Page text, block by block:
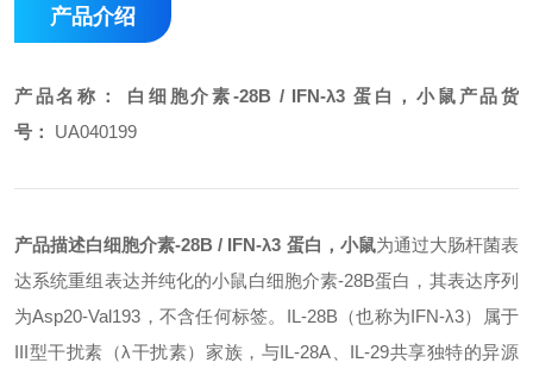
产品介绍
产品名称： 白细胞介素-28B / IFN-λ3 蛋白，小鼠 产品货
号：
UA040199
产品描述白细胞介素-28B / IFN-λ3 蛋白，小鼠为通过大肠杆菌表
达系统重组表达并纯化的小鼠白细胞介素-28B蛋白，其表达序列
为Asp20-Val193，不含任何标签。IL-28B（也称为IFN-λ3）属于
III型干扰素（λ干扰素）家族，与IL-28A、IL-29共享独特的异源